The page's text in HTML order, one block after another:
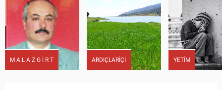
M A L A Z G İ R T ARDIÇLARİÇİ YETİM